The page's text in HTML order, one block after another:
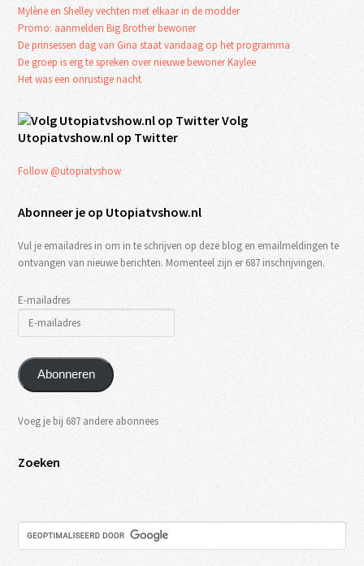
Mylène en Shelley vechten met elkaar in de modder
Promo: aanmelden Big Brother bewoner
De prinsessen dag van Gina staat vandaag op het programma
De groep is erg te spreken over nieuwe bewoner Kaylee
Het was een onrustige nacht
Volg
Utopiatvshow.nl op Twitter
Follow @utopiatvshow
Abonneer je op Utopiatvshow.nl
Vul je emailadres in om in te schrijven op deze blog en emailmeldingen te
ontvangen van nieuwe berichten. Momenteel zijn er 687 inschrijvingen.
E-mailadres
Abonneren
Voeg je bij 687 andere abonnees
Zoeken